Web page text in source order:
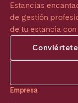
Estancias
de gestión
de tu estancia
Empresa